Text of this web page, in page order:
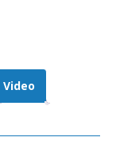
Video